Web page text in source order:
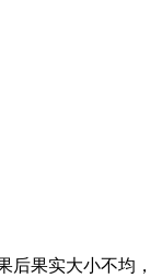
后果实大小不均，